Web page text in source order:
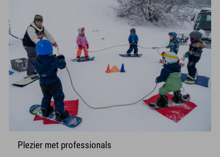
Plezier met professionals